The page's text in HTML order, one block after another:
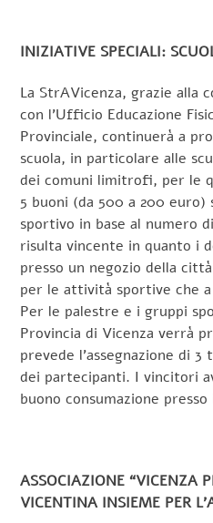
INIZIATIVE SPECIALI:
La StrAVicenza, grazie alla
con l’Ufficio Educazione
Provinciale, continuerà a
scuola, in particolare alle
dei comuni limitrofi, per le
5 buoni (da 500 a 200
sportivo in base al numero
risulta vincente in quanto i
presso un negozio della
per le attività sportive che
Per le palestre e i gruppi
Provincia di Vicenza verrà
prevede l’assegnazione di
dei partecipanti. I vincitori
buono consumazione
ASSOCIAZIONE “VICENZA
VICENTINA INSIEME PER